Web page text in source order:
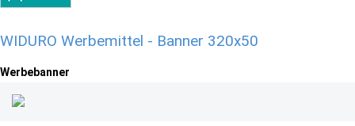
WIDURO Werbemittel - Banner 320x50
Werbebanner